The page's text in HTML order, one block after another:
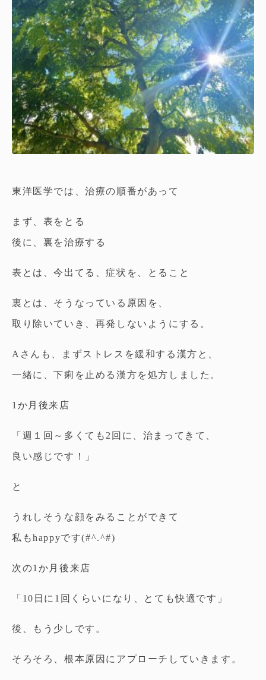
東洋医学では、治療の順番があって
まず、表をとる
後に、裏を治療する
表とは、今出てる、症状を、とること
裏とは、そうなっている原因を、
取り除いていき、再発しないようにする。
Aさんも、まずストレスを緩和する漢方と、
一緒に、下痢を止める漢方を処方しました。
1か月後来店
「週１回～多くても2回に、治まってきて、
良い感じです！」
と
うれしそうな顔をみることができて
私もhappyです(#^.^#)
次の1か月後来店
「10日に1回くらいになり、とても快適です」
後、もう少しです。
そろそろ、根本原因にアプローチしていきます。